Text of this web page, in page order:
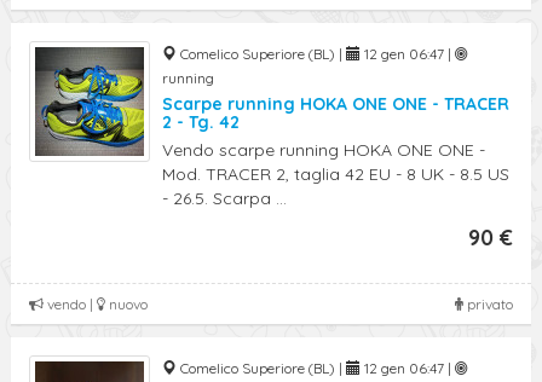
Comelico Superiore (BL) |
12 gen 06:47 |
running
Scarpe running HOKA ONE ONE - TRACER
2 - Tg. 42
Vendo scarpe running HOKA ONE ONE -
Mod. TRACER 2, taglia 42 EU - 8 UK - 8.5 US
- 26.5. Scarpa ...
90 €
privato
vendo | nuovo
Comelico Superiore (BL) |
12 gen 06:47 |